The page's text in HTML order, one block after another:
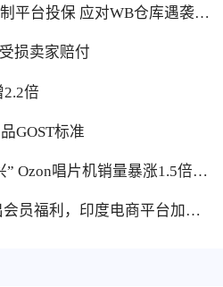
平台投保 应对WB仓库遇袭卖
损卖家赔付
倍
GOST标准
Ozon唱片机销量暴涨1.5倍黑
员福利，印度电商平台加码